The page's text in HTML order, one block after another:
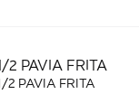
2 PAVIA FRITA
2 PAVIA FRITA